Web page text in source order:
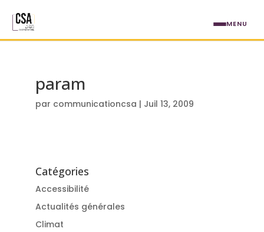
param
par communicationcsa | Juil 13, 2009
Catégories
Accessibilité
Actualités générales
Climat
MENU